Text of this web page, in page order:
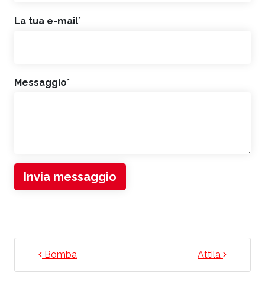
La tua e-mail*
Messaggio*
Invia messaggio
NAVIGAZIONE ARTICOLI
Bomba Attila